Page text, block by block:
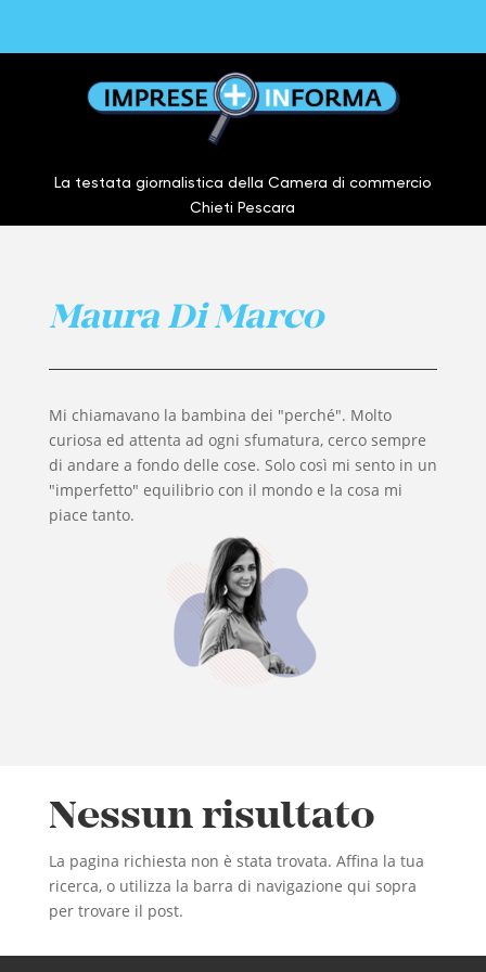
La testata giornalistica della Camera di commercio
Chieti Pescara
Maura Di Marco
Mi chiamavano la bambina dei "perché". Molto
curiosa ed attenta ad ogni sfumatura, cerco sempre
di andare a fondo delle cose. Solo così mi sento in un
"imperfetto" equilibrio con il mondo e la cosa mi
piace tanto.
Nessun risultato
La pagina richiesta non è stata trovata. Affina la tua
ricerca, o utilizza la barra di navigazione qui sopra
per trovare il post.